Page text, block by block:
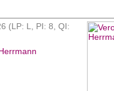
(LP: L, PI: 8 QI: